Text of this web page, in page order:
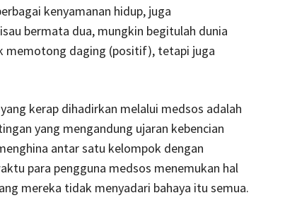
kenyamanan hidup, juga
bermata dua, mungkin begitulah dunia
memotong daging (positif), tetapi juga
kerap dihadirkan melalui medsos adalah
yang mengandung ujaran kebencian
antar satu kelompok dengan
para pengguna medsos menemukan hal
mereka tidak menyadari bahaya itu semua.